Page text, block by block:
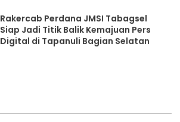
Rakercab Perdana JMSI Tabagsel
Siap Jadi Titik Balik Kemajuan Pers
Digital di Tapanuli Bagian Selatan